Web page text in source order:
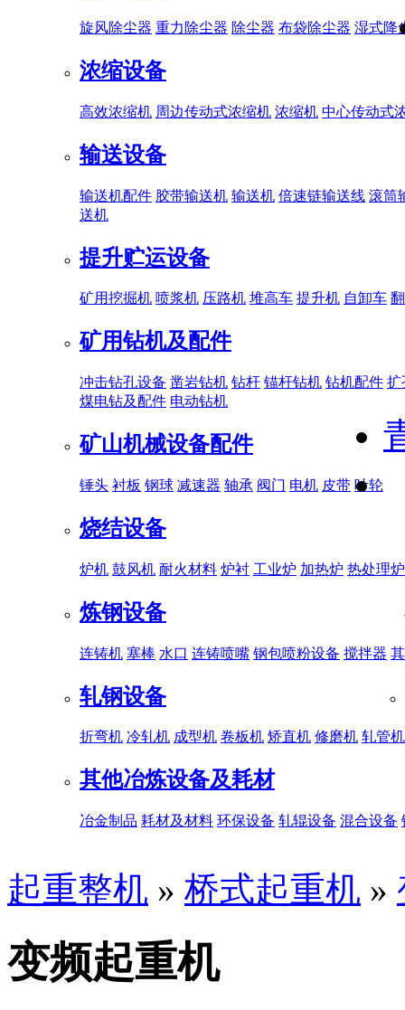
旋风除尘器 重力除尘器 除尘器 布袋除尘器 湿式降
浓缩设备
高效浓缩机 周边传动式浓缩机 浓缩机 中心传动式
输送设备
输送机配件 胶带输送机 输送机 倍速链输送线 滚筒
送机
提升贮运设备
矿用挖掘机 喷浆机 压路机 堆高车 提升机 自卸车
矿用钻机及配件
冲击钻孔设备 凿岩钻机 钻杆 锚杆钻机 钻机配件 扩
煤电钻及配件 电动钻机
矿山机械设备配件
锤头 衬板 钢球 减速器 轴承 阀门 电机 皮带 叶轮
烧结设备
炉机 鼓风机 耐火材料 炉衬 工业炉 加热炉 热处理炉
炼钢设备
连铸机 塞棒 水口 连铸喷嘴 钢包喷粉设备 搅拌器
轧钢设备
折弯机 冷轧机 成型机 卷板机 矫直机 修磨机 轧管机
其他冶炼设备及耗材
冶金制品 耗材及材料 环保设备 轧辊设备 混合设备
起重整机 » 桥式起重机 »
变频起重机